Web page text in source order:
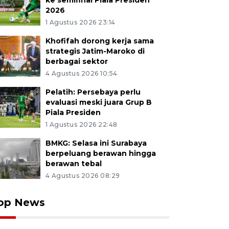
2026
1 Agustus 2026 23:14
Khofifah dorong kerja sama
strategis Jatim-Maroko di
berbagai sektor
4 Agustus 2026 10:54
Pelatih: Persebaya perlu
evaluasi meski juara Grup B
Piala Presiden
1 Agustus 2026 22:48
BMKG: Selasa ini Surabaya
berpeluang berawan hingga
berawan tebal
4 Agustus 2026 08:29
News